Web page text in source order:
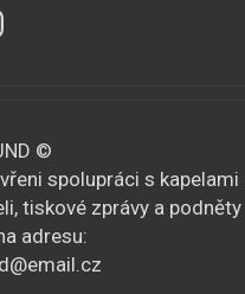
©
spolupráci s kapelami
tiskové zprávy a podněty
adresu: